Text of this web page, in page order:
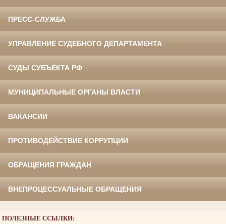
ПРЕСС-СЛУЖБА
УПРАВЛЕНИЕ СУДЕБНОГО ДЕПАРТАМЕНТА
СУДЫ СУБЪЕКТА РФ
МУНИЦИПАЛЬНЫЕ ОРГАНЫ ВЛАСТИ
ВАКАНСИИ
ПРОТИВОДЕЙСТВИЕ КОРРУПЦИИ
ОБРАЩЕНИЯ ГРАЖДАН
ВНЕПРОЦЕССУАЛЬНЫЕ ОБРАЩЕНИЯ
ПОЛЕЗНЫЕ ССЫЛКИ: